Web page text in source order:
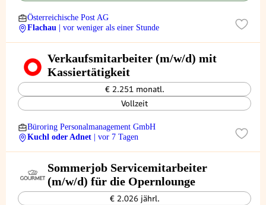
Österreichische Post AG
Flachau
| vor weniger als einer Stunde
Verkaufsmitarbeiter (m/w/d) mit
Kassiertätigkeit
€ 2.251 monatl.
Vollzeit
Büroring Personalmanagement GmbH
Kuchl oder Adnet
| vor 7 Tagen
Sommerjob Servicemitarbeiter
(m/w/d) für die Opernlounge
€ 2.026 jährl.